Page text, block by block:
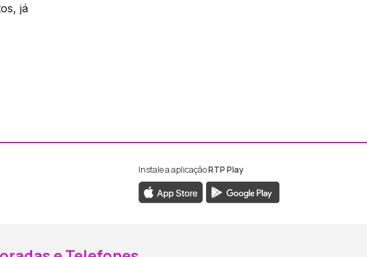
já
ao Facebook da RTP Madeira
ao Instagram da RTP Madeira
Instale a aplicaçãoRTP Play